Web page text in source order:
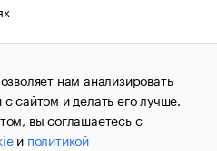
авторских прав
1995–2026.Сообщения
агентства «РБК»
службой по надзору в сфере
и массовых
09.12.2015 за номером ИА
нам анализировать
сайтом и делать его лучше.
вы соглашаетесь с
и политикой